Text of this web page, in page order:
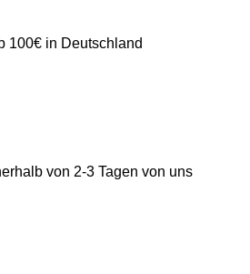
100€ in Deutschland
von 2-3 Tagen von uns